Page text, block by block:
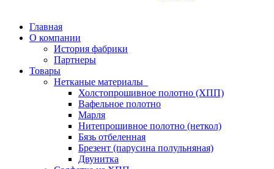
Главная
О компании
История фабрики
Партнеры
Товары
Нетканые материалы
Холстопрошивное полотно (ХПП)
Вафельное полотно
Марля
Нитепрошивное полотно (неткол)
Бязь отбеленная
Брезент (парусина полульняная)
Двунитка